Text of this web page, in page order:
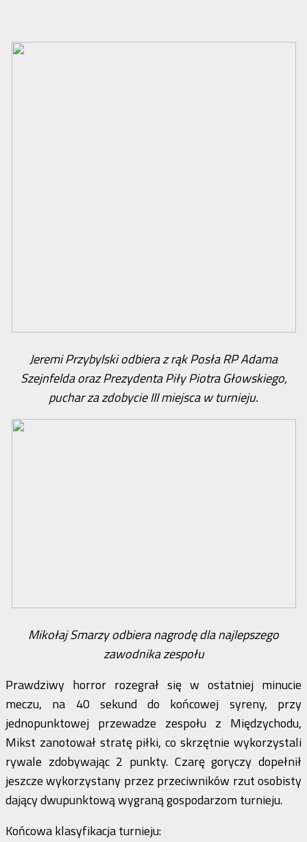
Jeremi Przybylski odbiera z rąk Posła RP Adama
Szejnfelda oraz Prezydenta Piły Piotra Głowskiego,
puchar za zdobycie III miejsca w turnieju.
Mikołaj Smarzy odbiera nagrodę dla najlepszego
zawodnika zespołu
Prawdziwy horror rozegrał się w ostatniej minucie
meczu, na 40 sekund do końcowej syreny, przy
jednopunktowej przewadze zespołu z Międzychodu,
Mikst zanotował stratę piłki, co skrzętnie wykorzystali
rywale zdobywając 2 punkty. Czarę goryczy dopełnił
jeszcze wykorzystany przez przeciwników rzut osobisty
dający dwupunktową wygraną gospodarzom turnieju.
Końcowa klasyfikacja turnieju: